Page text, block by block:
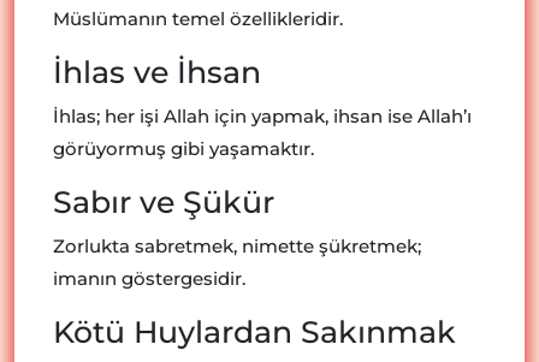
Müslümanın temel özellikleridir.
İhlas ve İhsan
İhlas; her işi Allah için yapmak, ihsan ise Allah’ı
görüyormuş gibi yaşamaktır.
Sabır ve Şükür
Zorlukta sabretmek, nimette şükretmek;
imanın göstergesidir.
Kötü Huylardan Sakınmak